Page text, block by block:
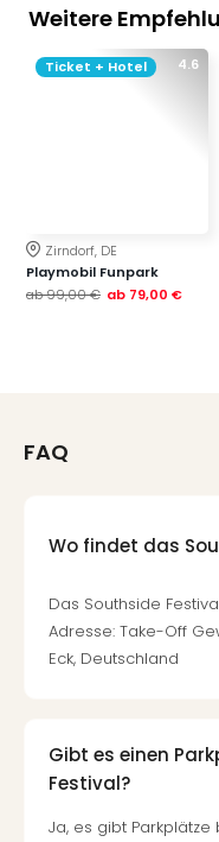
Weitere
4.6
Ticket + Hotel
Zirndorf, DE
Playmobil Funpark
ab99,00 € ab 79,00 €
FAQ
Wo findet das
Das Southside
Adresse: Take-Off
Eck, Deutschland
Gibt es einen
Festival?
Ja, es gibt Parkplätze